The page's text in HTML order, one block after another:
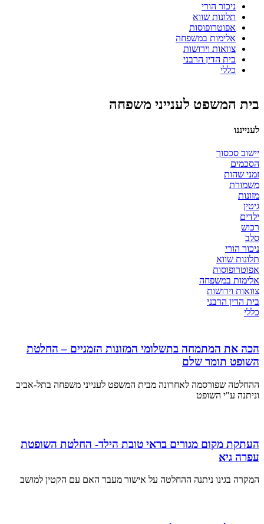
ניכור הורי
תלונות שווא
אפוטרופוסות
אלימות במשפחה
צוואות וירושות
בית הדין הרבני
כללי
בית המשפט לענייני משפחה
לענייננו
יישוב סכסוך
הסכמים
זמני שהות
משמורת
מזונות
גיטין
ילדים
רכוש
סלב
ניכור הורי
תלונות שווא
אפוטרופוסות
אלימות במשפחה
צוואות וירושות
בית הדין הרבני
כללי
הכה את המתמחה בתשלומי המזונות הזמניים – החלטת
השופט תומר שלם
ההחלטה שפורסמה לאחרונה מבית המשפט לענייני משפחה בתל-אביב
וניתנה ע"י השופט
העתקת מקום מגורים בראי טובת הילד- החלטת השופטת
עפרה גיא
המקרה בגינו ניתנה ההחלטה על אישור מעבר האם עם הקטין למושב